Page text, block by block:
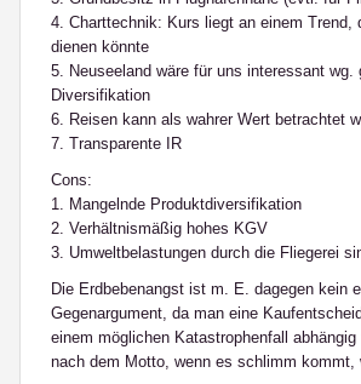
4. Charttechnik: Kurs liegt an einem Trend,
dienen könnte
5. Neuseeland wäre für uns interessant wg.
Diversifikation
6. Reisen kann als wahrer Wert betrachtet
7. Transparente IR
Cons:
1. Mangelnde Produktdiversifikation
2. Verhältnismäßig hohes KGV
3. Umweltbelastungen durch die Fliegerei
Die Erdbebenangst ist m. E. dagegen kein
Gegenargument, da man eine
einem möglichen Katastrophenfall
nach dem Motto, wenn es schlimm kommt,